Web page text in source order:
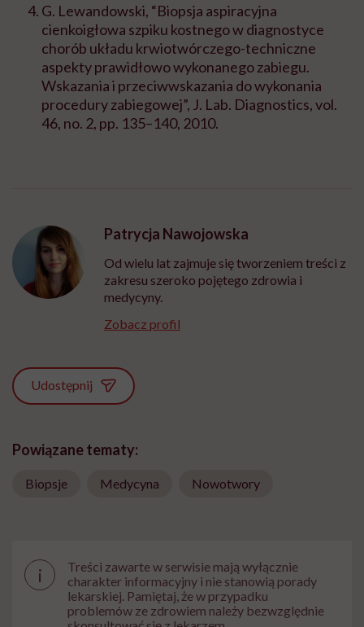
G. Lewandowski, “Biopsja aspiracyjna
cienkoigłowa szpiku kostnego w diagnostyce
chorób układu krwiotwórczego-techniczne
aspekty prawidłowo wykonanego zabiegu.
Wskazania i przeciwwskazania do wykonania
procedury zabiegowej”, J. Lab. Diagnostics, vol.
46, no. 2, pp. 135–140, 2010.
Patrycja Nawojowska
Od wielu lat zajmuje się tworzeniem treści z
zakresu szeroko pojętego zdrowia i
medycyny.
Zobacz profil
Udostępnij
Powiązane tematy:
Biopsje Medycyna Nowotwory
i
Treści zawarte w serwisie mają wyłącznie
charakter informacyjny i nie stanowią porady
lekarskiej. Pamiętaj, że w przypadku
problemów ze zdrowiem należy bezwzględnie